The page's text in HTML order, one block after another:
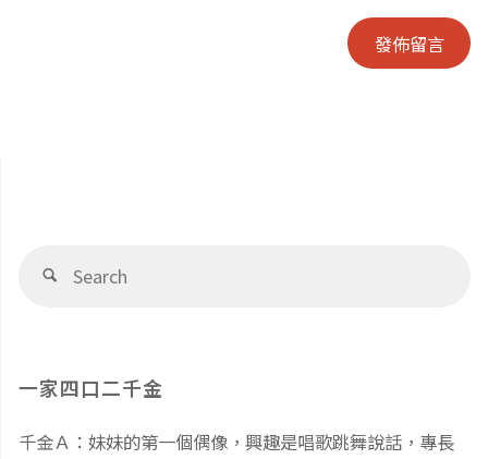
Search
一家四口二千金
千金Ａ：妹妹的第一個偶像，興趣是唱歌跳舞說話，專長